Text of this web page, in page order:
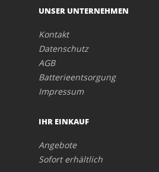
UNSER UNTERNEHMEN
Kontakt
Datenschutz
AGB
Batterieentsorgung
Impressum
IHR EINKAUF
Angebote
Sofort erhältlich